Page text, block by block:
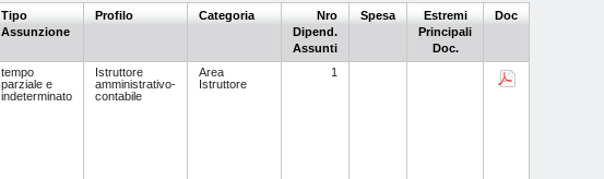
Tipo
Assunzione
Profilo Categoria
Nro
Dipend.
Assunti
Spesa
Estremi
Principali
Doc.
Doc
tempo
parziale e
indeterminato
Istruttore
amministrativo-
contabile
Area
Istruttore
1